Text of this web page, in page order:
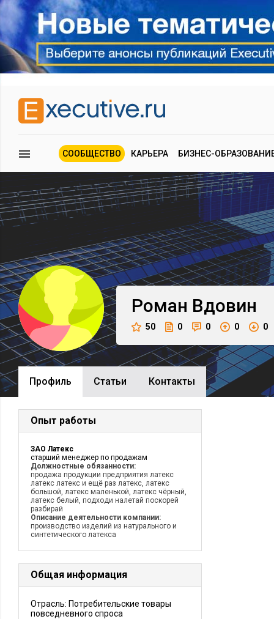
СООБЩЕСТВО КАРЬЕРА БИЗНЕС-
Роман Вдовин
50 0 0 0 0
Профиль Cтатьи Контакты
Опыт работы
ЗАО Латекс
старший менеджер по продажам
Должностные обязанности:
продажа продукции предприятия латекс
латекс латекс и ещё раз латекс, латекс
большой, латекс маленькой, латекс чёрный,
латекс белый, подходи налетай поскорей
разбирай
Описание деятельности компании:
производство изделий из натурального и
синтетического латекса
Общая информация
Отрасль: Потребительские товары
повседневного спроса